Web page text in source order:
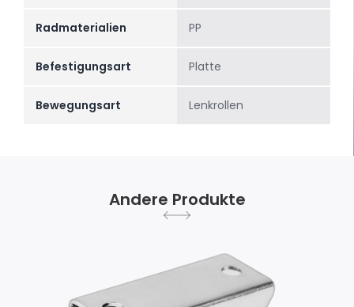
Radmaterialien PP
Befestigungsart Platte
Bewegungsart Lenkrollen
Andere Produkte